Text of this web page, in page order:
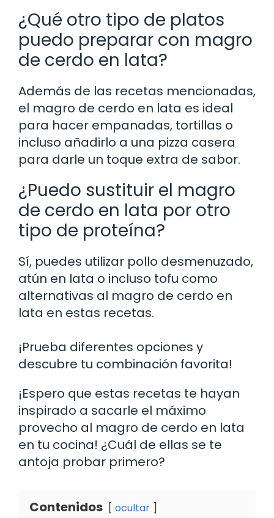
¿Qué otro tipo de platos
puedo preparar con magro
de cerdo en lata?
Además de las recetas mencionadas,
el magro de cerdo en lata es ideal
para hacer empanadas, tortillas o
incluso añadirlo a una pizza casera
para darle un toque extra de sabor.
¿Puedo sustituir el magro
de cerdo en lata por otro
tipo de proteína?
Sí, puedes utilizar pollo desmenuzado,
atún en lata o incluso tofu como
alternativas al magro de cerdo en
lata en estas recetas.
¡Prueba diferentes opciones y
descubre tu combinación favorita!
¡Espero que estas recetas te hayan
inspirado a sacarle el máximo
provecho al magro de cerdo en lata
en tu cocina! ¿Cuál de ellas se te
antoja probar primero?
Contenidos ocultar